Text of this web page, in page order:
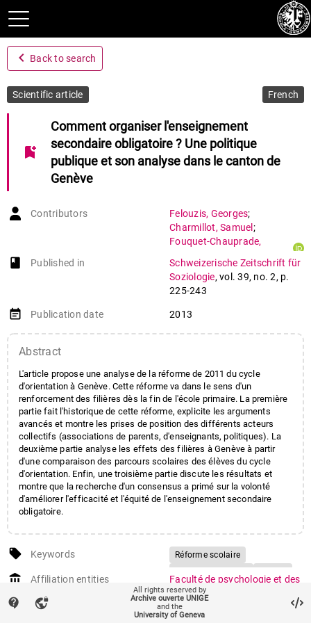
navigate_before Back to search
Scientific article French
bookmark_add
Comment organiser l'enseignement
secondaire obligatoire ? Une politique
publique et son analyse dans le canton de
Genève
Contributors Felouzis, Georges;
Charmillot, Samuel ;
Fouquet-Chauprade,
book-open
Published in
Schweizerische Zeitschrift für
Soziologie, vol. 39, no. 2, p.
225-243
event_note Publication date 2013
Abstract
L'article propose une analyse de la réforme de 2011 du cycle
d'orientation à Genève. Cette réforme va dans le sens d'un
renforcement des filières dès la fin de l'école primaire. La première
partie fait l'historique de cette réforme, explicite les arguments
avancés et montre les prises de position des différents acteurs
collectifs (associations de parents, d'enseignants, politiques). La
deuxième partie analyse les effets des filières à Genève à partir
d'une comparaison des parcours scolaires des élèves du cycle
d'orientation. Enfin, une troisième partie discute les résultats et
montre que la recherche d'un consensus a primé sur la volonté
d'améliorer l'efficacité et l'équité de l'enseignement secondaire
obligatoire.
local_offer Keywords
Réforme scolaire
Efficacité
account_balance Affiliation entities
Faculté de psychologie et des
sciences de l'éducation
Section des sciences de
contact_support vpn_lock
All rights reserved by
Archive ouverte UNIGE
and the
University of Geneva